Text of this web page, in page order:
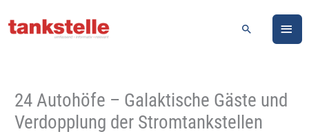
Inhalt
Suchen
24 Autohöfe – Galaktische Gäste und
Verdopplung der Stromtankstellen